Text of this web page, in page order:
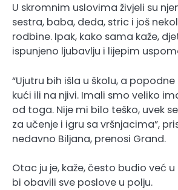
U skromnim uslovima živjeli su
sestra, baba, deda, stric i još
rodbine. Ipak, kako sama kaže,
ispunjeno ljubavlju i lijepim
“Ujutru bih išla u školu, a
kući ili na njivi. Imali smo veliko
od toga. Nije mi bilo teško, uvek
za učenje i igru sa vršnjacima”,
nedavno Biljana, prenosi Grand.
Otac ju je, kaže, često budio već
bi obavili sve poslove u polju.